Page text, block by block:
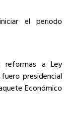
el periodo
reformas a Ley
presidencial
Económico